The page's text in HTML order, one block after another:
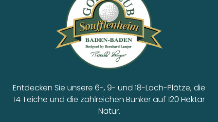
Entdecken Sie unsere 6-, 9- und 18-Loch-Plätze, die
14 Teiche und die zahlreichen Bunker auf 120 Hektar
Natur.